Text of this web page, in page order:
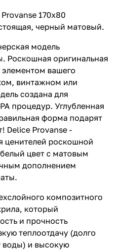
170х80
черный матовый.
модель
Роскошная оригинальная
вашего
винтажном или
создана для
процедур. Углубленная
форма подарят
Delice Provanse -
ценителей роскошной
цвет с матовым
дополнением
композитного
который
и прочность
теплоотдачу (долго
воды) и высокую